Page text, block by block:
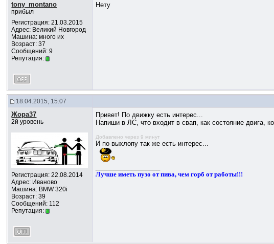
tony_montano
прибыл
Регистрация: 21.03.2015
Адрес: Великий Новгород
Машина: много их
Возраст: 37
Сообщений: 9
Репутация:
Нету
18.04.2015, 15:07
Жора37
2й уровень
Регистрация: 22.08.2014
Адрес: Иваново
Машина: BMW 320i
Возраст: 39
Сообщений: 112
Репутация:
Привет! По движку есть интерес...
Напиши в ЛС, что входит в свап, как состояние
Добавлено через 9 минут
И по выхлопу так же есть интерес...
Лучше иметь пузо от пива, чем горб от работы!!!